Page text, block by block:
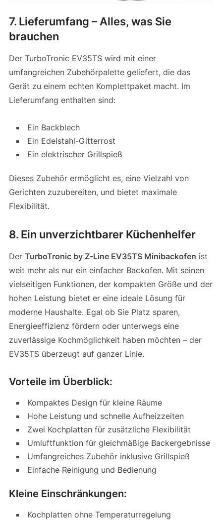
7. Lieferumfang – Alles, was Sie
brauchen
Der TurboTronic EV35TS wird mit einer
umfangreichen Zubehörpalette geliefert, die das
Gerät zu einem echten Komplettpaket macht. Im
Lieferumfang enthalten sind:
Ein Backblech
Ein Edelstahl-Gitterrost
Ein elektrischer Grillspieß
Dieses Zubehör ermöglicht es, eine Vielzahl von
Gerichten zuzubereiten, und bietet maximale
Flexibilität.
8. Ein unverzichtbarer Küchenhelfer
Der TurboTronic by Z-Line EV35TS Minibackofen ist
weit mehr als nur ein einfacher Backofen. Mit seinen
vielseitigen Funktionen, der kompakten Größe und der
hohen Leistung bietet er eine ideale Lösung für
moderne Haushalte. Egal ob Sie Platz sparen,
Energieeffizienz fördern oder unterwegs eine
zuverlässige Kochmöglichkeit haben möchten – der
EV35TS überzeugt auf ganzer Linie.
Vorteile im Überblick:
Kompaktes Design für kleine Räume
Hohe Leistung und schnelle Aufheizzeiten
Zwei Kochplatten für zusätzliche Flexibilität
Umluftfunktion für gleichmäßige Backergebnisse
Umfangreiches Zubehör inklusive Grillspieß
Einfache Reinigung und Bedienung
Kleine Einschränkungen:
Kochplatten ohne Temperaturregelung